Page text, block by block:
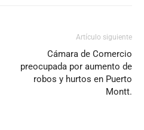
Artículo siguiente
Cámara de Comercio
preocupada por aumento de
robos y hurtos en Puerto
Montt.